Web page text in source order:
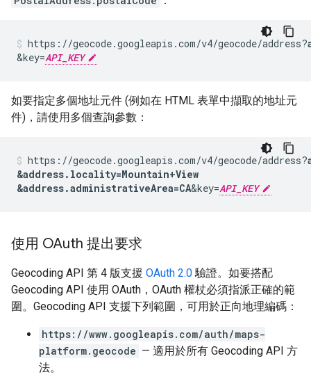
https://geocode.googleapis.com/v4/geocode/address?
&key=API_KEY
如要指定多個地址元件 (例如在 HTML 表單中擷取的地址元
件)，請使用多個查詢參數：
https://geocode.googleapis.com/v4/geocode/address?
&address.locality=Mountain+View
&address.administrativeArea=CA&key=API_KEY
使用 OAuth 提出要求
Geocoding API 第 4 版支援 OAuth 2.0驗證。如要搭配
Geocoding API 使用 OAuth，OAuth 權杖必須指派正確的範
圍。Geocoding API 支援下列範圍，可用於正向地理編碼：
https://www.googleapis.com/auth/maps-
platform.geocode — 適用於所有 Geocoding API 方
法。